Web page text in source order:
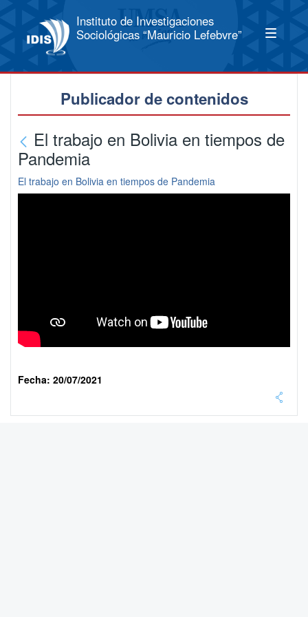
Instituto de Investigaciones
Sociológicas “Mauricio Lefebvre”
Publicador de contenidos
El trabajo en Bolivia en tiempos de
Pandemia
El trabajo en Bolivia en tiempos de Pandemia
Fecha: 20/07/2021